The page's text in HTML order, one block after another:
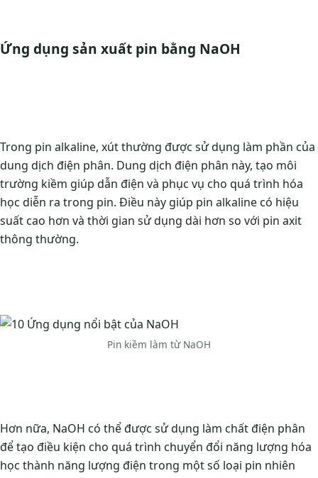
Ứng dụng sản xuất pin bằng NaOH
Trong pin alkaline, xút thường được sử dụng làm phần của
dung dịch điện phân. Dung dịch điện phân này, tạo môi
trường kiềm giúp dẫn điện và phục vụ cho quá trình hóa
học diễn ra trong pin. Điều này giúp pin alkaline có hiệu
suất cao hơn và thời gian sử dụng dài hơn so với pin axit
thông thường.
Pin kiềm làm từ NaOH
Hơn nữa, NaOH có thể được sử dụng làm chất điện phân
để tạo điều kiện cho quá trình chuyển đổi năng lượng hóa
học thành năng lượng điện trong một số loại pin nhiên